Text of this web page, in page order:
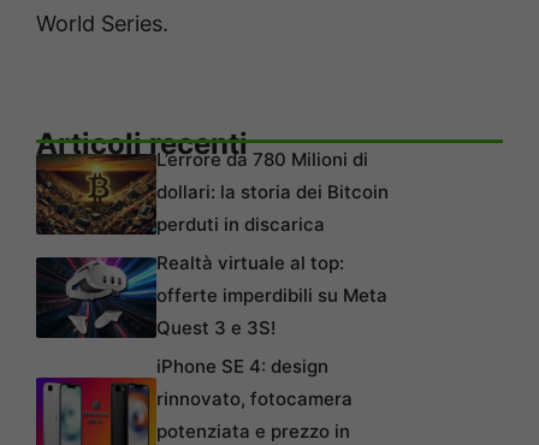
World Series.
Articoli recentiL’errore da 780 Milioni di
dollari: la storia dei Bitcoin
perduti in discarica
Realtà virtuale al top:
offerte imperdibili su Meta
Quest 3 e 3S!
iPhone SE 4: design
rinnovato, fotocamera
potenziata e prezzo in